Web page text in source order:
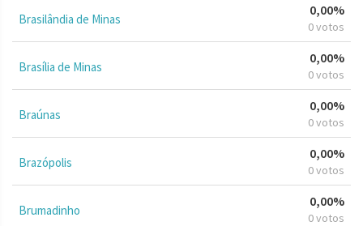
Brasilândia de Minas
0,00%
0 votos
Brasília de Minas
0,00%
0 votos
Braúnas
0,00%
0 votos
Brazópolis
0,00%
0 votos
Brumadinho
0,00%
0 votos